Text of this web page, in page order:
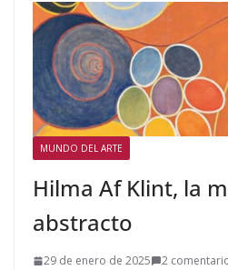
MUNDO DEL ARTE
Hilma Af Klint, la
abstracto
29 de enero de 2025
2